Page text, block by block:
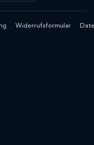
Widerrufsformular